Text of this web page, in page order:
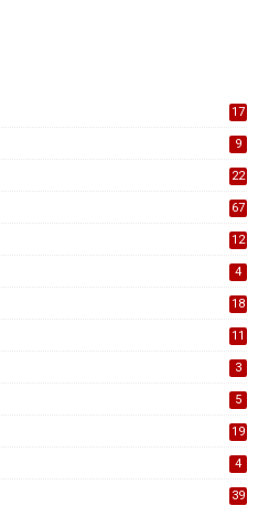
17
9
22
67
12
4
18
11
3
5
19
4
39